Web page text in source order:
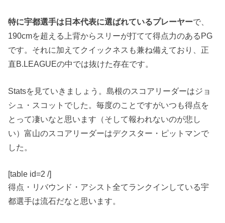
特に宇都選手は日本代表に選ばれているプレーヤーで、
190cmを超える上背からスリーが打てて得点力のあるPG
です。それに加えてクイックネスも兼ね備えており、正
直B.LEAGUEの中では抜けた存在です。
Statsを見ていきましょう。島根のスコアリーダーはジョ
シュ・スコットでした。毎度のことですがいつも得点を
とって凄いなと思います（そして報われないのが悲し
い）富山のスコアリーダーはデクスター・ピットマンで
した。
[table id=2 /]
得点・リバウンド・アシスト全てランクインしている宇
都選手は流石だなと思います。